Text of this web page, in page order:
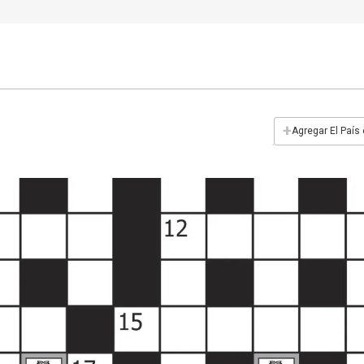
+Agregar El País